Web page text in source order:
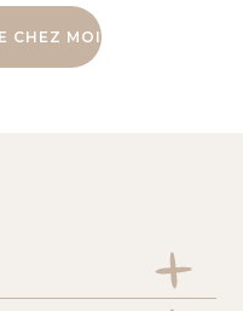
CHEZ MOI